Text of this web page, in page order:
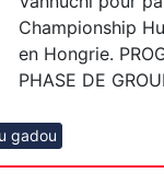
Championship
en Hongrie.
PHASE DE
gadou